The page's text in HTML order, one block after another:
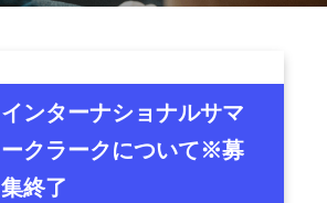
インターナショナルサマ
ークラークについて※募
集終了